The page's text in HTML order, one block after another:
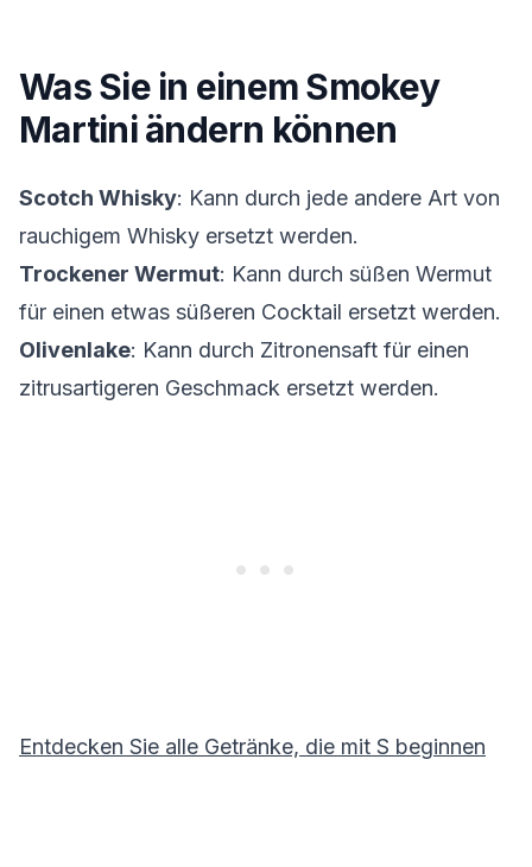
Was Sie in einemSmokey
Martiniändern können
Scotch Whisky: Kann durch jede andere Art von
rauchigem Whisky ersetzt werden.
Trockener Wermut: Kann durch süßen Wermut
für einen etwas süßeren Cocktail ersetzt werden.
Olivenlake: Kann durch Zitronensaft für einen
zitrusartigeren Geschmack ersetzt werden.
Entdecken Sie alle Getränke, die mit S beginnen